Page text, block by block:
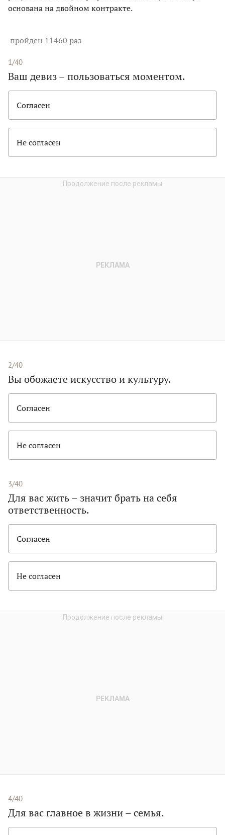
основана на двойном контракте.
пройден 11460 раз
1/40
Ваш девиз – пользоваться моментом.
Согласен
Не согласен
2/40
Вы обожаете искусство и культуру.
Согласен
Не согласен
3/40
Для вас жить – значит брать на себя
ответственность.
Согласен
Не согласен
4/40
Для вас главное в жизни – семья.